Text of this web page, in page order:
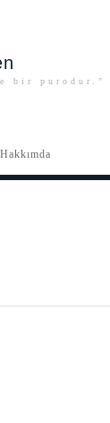
bir purodur."
Hakkımda